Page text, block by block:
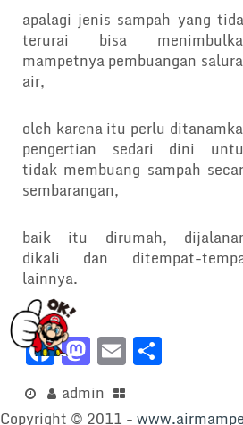
apalagi jenis sampah yang
terurai bisa
mampetnya pembuangan
air,
oleh karena itu perlu
pengertian sedari dini
tidak membuang sampah
sembarangan,
baik itu dirumah,
dikali dan ditempat-
lainnya.
F
a
c
M
a
st
E
m
ai ar
admin
Copyright © 2011 -